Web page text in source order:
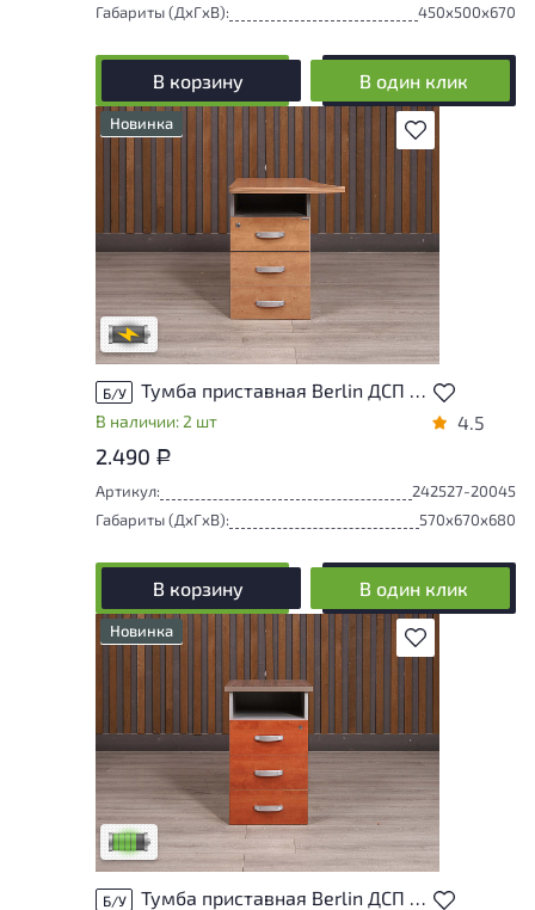
Габариты (ДxГxВ):
450x500x670
В корзину В один клик
В избранное
Новинка
Степень износа находится на стадии
проверки. Вы можете уточнить
дополнительную информацию у
сотрудников магазина
В обработке
Б/У Тумба приставная Berlin ДСП Ольха Россия
В наличии: 2 шт 4.5
2.490 Р
Артикул:
242527-20045
Габариты (ДxГxВ):
570x670x680
В корзину В один клик
В избранное
Новинка
У товара присутствуют незначительные
следы эксплуатации, не влияющие на
удобство его использования
Низкая степень износа
Б/У Тумба приставная Berlin ДСП Орех Россия